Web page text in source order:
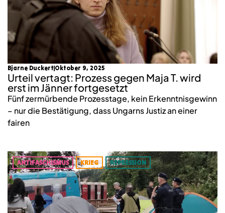
Bjarne Duckert Oktober 9, 2025
Urteil vertagt: Prozess gegen Maja T. wird
erst im Jänner fortgesetzt
Fünf zermürbende Prozesstage, kein Erkenntnisgewinn
– nur die Bestätigung, dass Ungarns Justiz an einer
fairen
ANTIFASCHISMUS KRIEG REPRESSION